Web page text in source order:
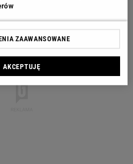
ZAAWANSOWANE
AKCEPTUJĘ